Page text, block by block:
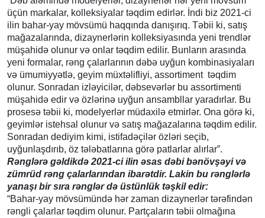
üçün markalar, kolleksiyalar təqdim edirlər. İndi biz 2021-ci
ilin bahar-yay mövsümü haqqında danışırıq. Təbii ki, satış
mağazalarında, dizaynerlərin kolleksiyasında yeni trendlər
müşahidə olunur və onlar təqdim edilir. Bunların arasında
yeni formalar, rəng çalarlarının dəbə uyğun kombinasiyaları
və ümumiyyətlə, geyim müxtəlifliyi, assortiment təqdim
olunur. Sonradan izləyicilər, dəbsevərlər bu assortimenti
müşahidə edir və özlərinə uyğun ansambllar yaradırlar. Bu
prosesə təbii ki, modelyerlər müdaxilə etmirlər. Ona görə ki,
geyimlər istehsal olunur və satış mağazalarına təqdim edilir.
Sonradan dediyim kimi, istifadəçilər özləri seçib,
uyğunlaşdırıb, öz tələbatlarına görə patlarlar alırlar”.
Rənglərə gəldikdə 2021-ci ilin əsas dəbi bənövşəyi və
zümrüd rəng çalarlarından ibarətdir. Lakin bu rənglərlə
yanaşı bir sıra rənglər də üstünlük təşkil edir:
“Bahar-yay mövsümündə hər zaman dizaynerlər tərəfindən
rəngli çalarlar təqdim olunur. Partçaların təbii olmağına